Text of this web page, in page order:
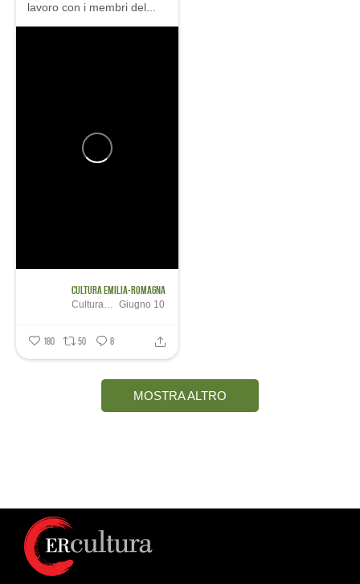
lavoro con i membri del...
Cultura Emilia-Romagna
Cultura Emilia-Romagna Giugno 10
180 50 8
MOSTRA ALTRO